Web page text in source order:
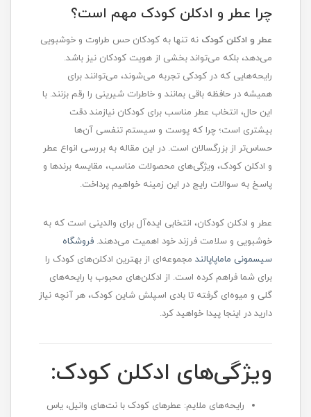
چرا عطر و ادکلن کودک مهم است؟
عطر و ادکلن کودک نه تنها به کودکان حس طراوت و خوشبویی
می‌دهد، بلکه می‌تواند بخشی از هویت کودکان نیز باشد.
رایحه‌هایی که در کودکی تجربه می‌شوند، می‌توانند برای
همیشه در حافظه باقی بمانند و خاطرات شیرینی را رقم بزنند. با
این حال، انتخاب عطر مناسب برای کودکان نیازمند دقت
بیشتری است؛ چرا که پوست و سیستم تنفسی آن‌ها
حساس‌تر از بزرگسالان است. در این مقاله به بررسی انواع عطر
و ادکلن کودک، ویژگی‌های محصولات مناسب، مقایسه برندها و
پاسخ به سوالات رایج در این زمینه خواهیم پرداخت.
عطر و ادکلن کودکان، انتخابی ایده‌آل برای والدینی است که به
خوشبویی و سلامت فرزند خود اهمیت می‌دهند. فروشگاه
سیسمونی ماماپاپالند مجموعه‌ای از بهترین ادکلن‌های کودک را
برای شما فراهم کرده است. از ادکلن‌های محبوب با رایحه‌های
گلی و میوه‌ای گرفته تا بادی اسپلش شاین کودک، هر آنچه نیاز
دارید در اینجا پیدا خواهید کرد.
ویژگی‌های ادکلن کودک:
رایحه‌های ملایم: عطرهای کودک با نت‌های وانیل، یاس